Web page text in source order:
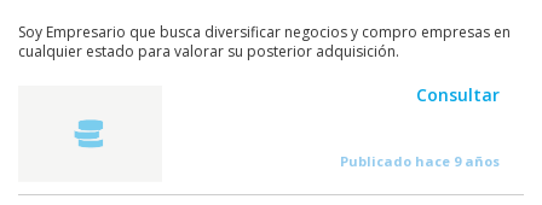
Soy Empresario que busca diversificar negocios y compro empresas en
cualquier estado para valorar su posterior adquisición.
Consultar
Publicado hace 9 años